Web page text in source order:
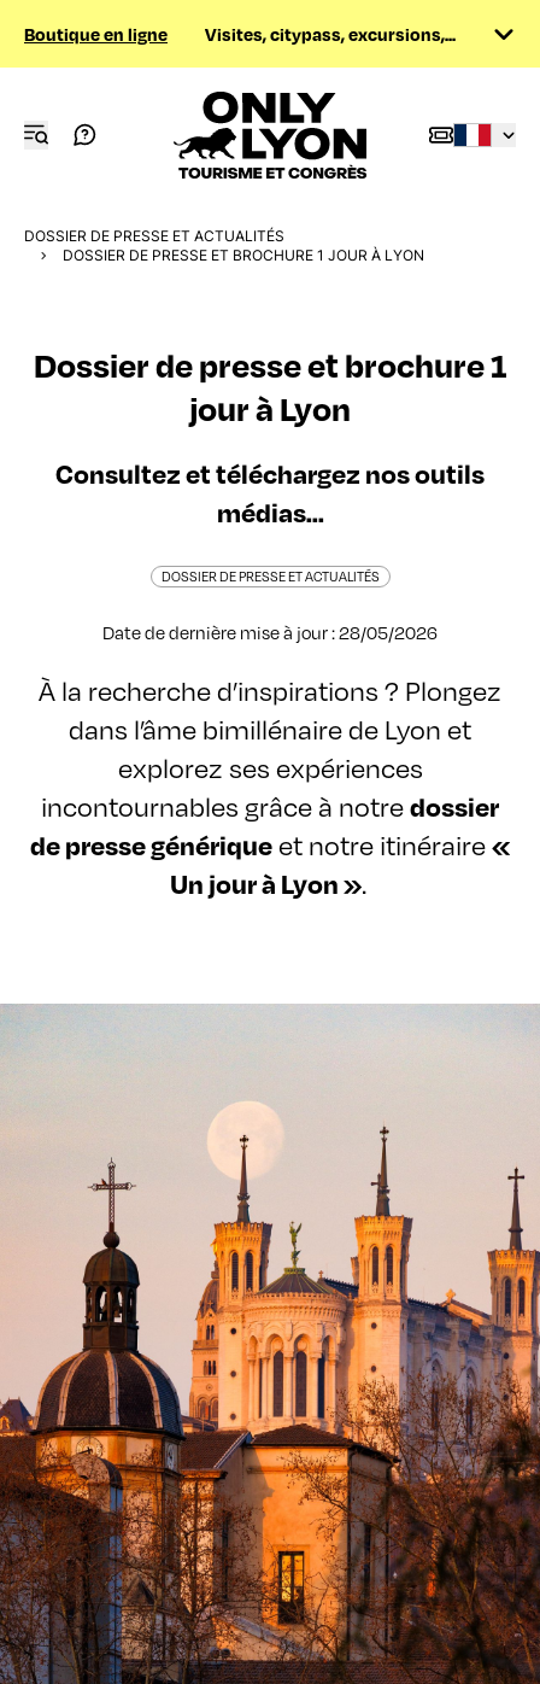
Boutique en ligne Visites, citypass, excursions,...
DOSSIER DE PRESSE ET ACTUALITÉS
DOSSIER DE PRESSE ET BROCHURE 1 JOUR À LYON
Dossier de presse et brochure 1
jour à Lyon
Consultez et téléchargez nos outils
médias...
DOSSIER DE PRESSE ET ACTUALITÉS
Date de dernière mise à jour : 28/05/2026
À la recherche d’inspirations ? Plongez
dans l’âme bimillénaire de Lyon et
explorez ses expériences
incontournables grâce à notredossier
de presse génériqueet notre itinéraire«
Un jour à Lyon ».